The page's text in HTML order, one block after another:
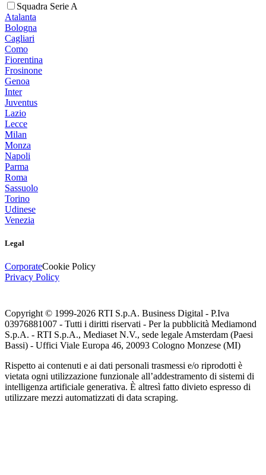
Squadra Serie A
Atalanta
Bologna
Cagliari
Como
Fiorentina
Frosinone
Genoa
Inter
Juventus
Lazio
Lecce
Milan
Monza
Napoli
Parma
Roma
Sassuolo
Torino
Udinese
Venezia
Legal
CorporateCookie Policy
Privacy Policy
Copyright © 1999-2026 RTI S.p.A. Business Digital - P.Iva
03976881007 - Tutti i diritti riservati - Per la pubblicità Mediamond
S.p.A. - RTI S.p.A., Mediaset N.V., sede legale Amsterdam (Paesi
Bassi) - Uffici Viale Europa 46, 20093 Cologno Monzese (MI)
Rispetto ai contenuti e ai dati personali trasmessi e/o riprodotti è
vietata ogni utilizzazione funzionale all’addestramento di sistemi di
intelligenza artificiale generativa. È altresì fatto divieto espresso di
utilizzare mezzi automatizzati di data scraping.